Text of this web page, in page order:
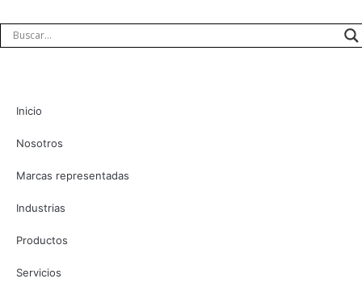
Inicio
Nosotros
Marcas representadas
Industrias
Productos
Servicios